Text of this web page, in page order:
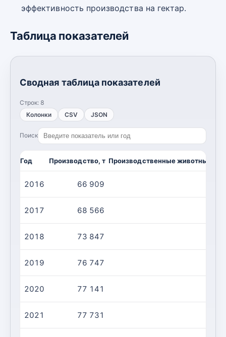
эффективность производства на гектар.
Таблица показателей
Сводная таблица показателей
Строк: 8
Колонки
CSV JSON
Поиск
Год Производство, т Производственные животные/
2016 66 909
2017 68 566
2018 73 847
2019 76 747
2020 77 141
2021 77 731